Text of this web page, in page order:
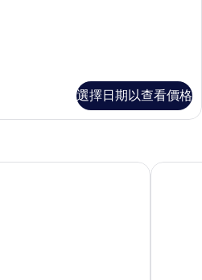
選擇日期以查看價格
圖倫東